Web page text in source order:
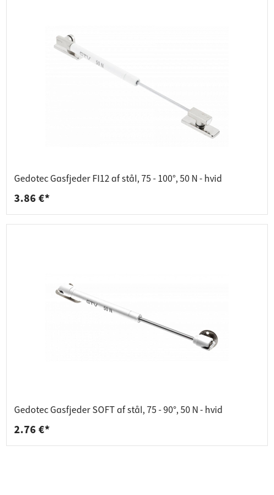
Gedotec Gasfjeder FI12 af stål, 75 - 100°, 50 N - hvid
3.86 €*
Gedotec Gasfjeder SOFT af stål, 75 - 90°, 50 N - hvid
2.76 €*